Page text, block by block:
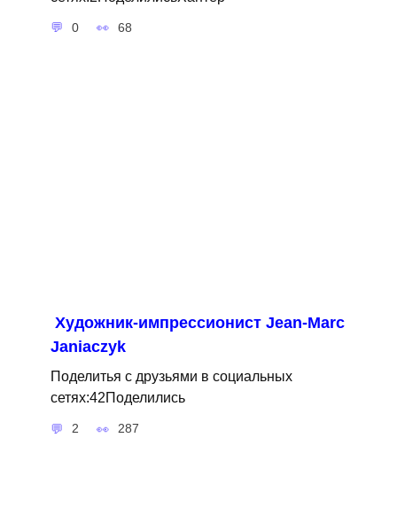
0 68
Художник-импрессионист Jean-Marc
Janiaczyk
Поделитья с друзьями в социальных
сетях:42Поделились
2 287